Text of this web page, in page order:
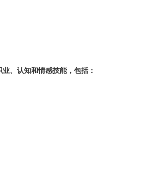
、认知和情感技能，包括：